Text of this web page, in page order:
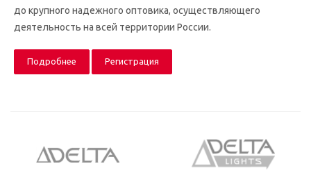
до крупного надежного оптовика, осуществляющего
деятельность на всей территории России.
Подробнее Регистрация